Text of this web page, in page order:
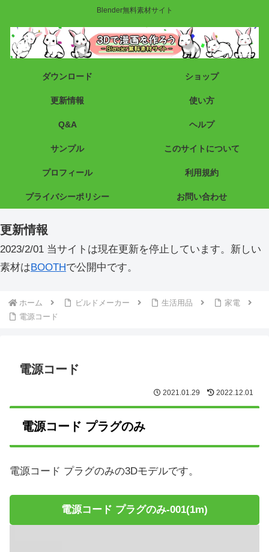
Blender無料素材サイト
ダウンロード ショップ
更新情報 使い方
Q&A ヘルプ
サンプル このサイトについて
プロフィール 利用規約
プライバシーポリシー お問い合わせ
更新情報
2023/2/01 当サイトは現在更新を停止しています。新しい
素材はBOOTHで公開中です。
ホーム ビルドメーカー 生活用品
家電
電源コード
電源コード
2021.01.29 2022.12.01
電源コード プラグのみ
電源コード プラグのみの3Dモデルです。
電源コード プラグのみ-001(1m)